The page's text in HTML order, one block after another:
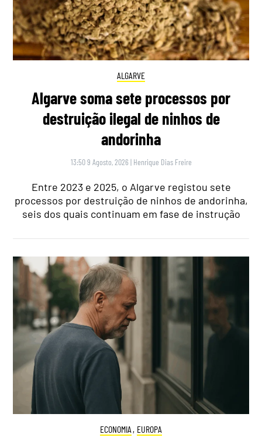
ALGARVE
Algarve soma sete processos por
destruição ilegal de ninhos de
andorinha
13:50 9 Agosto, 2026 | Henrique Dias Freire
Entre 2023 e 2025, o Algarve registou sete
processos por destruição de ninhos de andorinha,
seis dos quais continuam em fase de instrução
ECONOMIA , EUROPA